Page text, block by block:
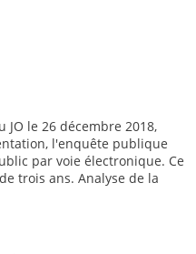
le 26 décembre 2018,
l'enquête publique
par voie électronique. Ce
trois ans. Analyse de la